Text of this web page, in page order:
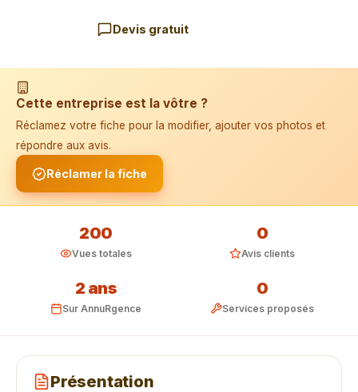
📱 Installer l'application
Devis gratuit
Cette entreprise est la vôtre ?
Réclamez votre fiche pour la modifier, ajouter vos photos et
répondre aux avis.
Réclamer la fiche
200
Vues totales
0
Avis clients
2 ans
Sur AnnuRgence
0
Services proposés
Présentation